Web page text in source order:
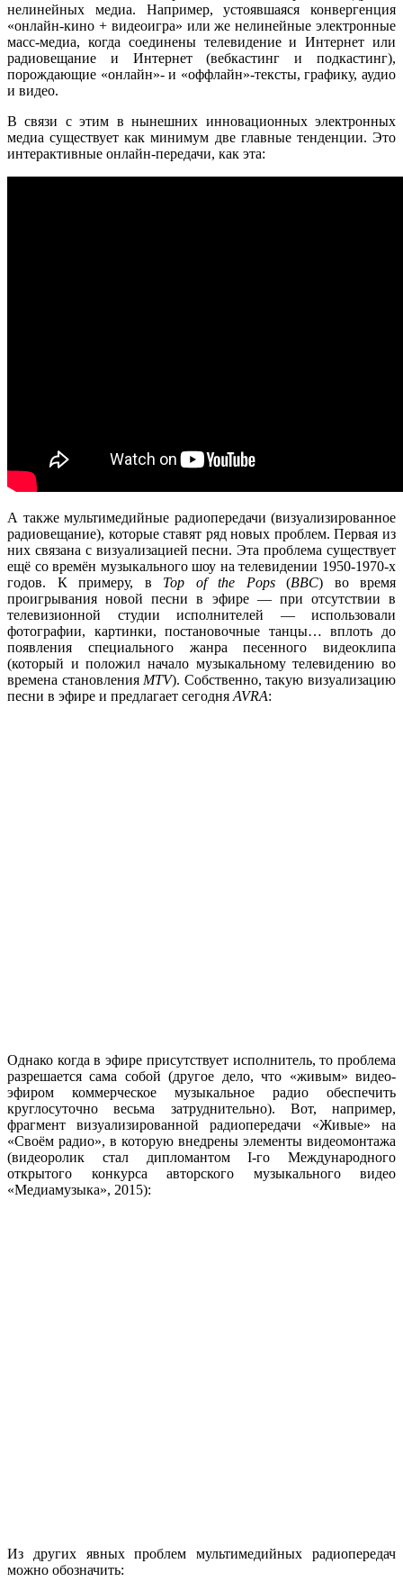
нелинейных медиа. Например, устоявшаяся конвергенция
«онлайн-кино + видеоигра» или же нелинейные электронные
масс-медиа, когда соединены телевидение и Интернет или
радиовещание и Интернет (вебкастинг и подкастинг),
порождающие «онлайн»- и «оффлайн»-тексты, графику, аудио
и видео.
В связи с этим в нынешних инновационных электронных
медиа существует как минимум две главные тенденции. Это
интерактивные онлайн-передачи, как эта:
А также мультимедийные радиопередачи (визуализированное
радиовещание), которые ставят ряд новых проблем. Первая из
них связана с визуализацией песни. Эта проблема существует
ещё со времён музыкального шоу на телевидении 1950-1970-х
годов. К примеру, в Top of the Pops(BBC) во время
проигрывания новой песни в эфире — при отсутствии в
телевизионной студии исполнителей — использовали
фотографии, картинки, постановочные танцы… вплоть до
появления специального жанра песенного видеоклипа
(который и положил начало музыкальному телевидению во
времена становления MTV). Собственно, такую визуализацию
песни в эфире и предлагает сегодня AVRA:
Однако когда в эфире присутствует исполнитель, то проблема
разрешается сама собой (другое дело, что «живым» видео-
эфиром коммерческое музыкальное радио обеспечить
круглосуточно весьма затруднительно). Вот, например,
фрагмент визуализированной радиопередачи «Живые» на
«Своём радио», в которую внедрены элементы видеомонтажа
(видеоролик стал дипломантом I-го Международного
открытого конкурса авторского музыкального видео
«Медиамузыка», 2015):
Из других явных проблем мультимедийных радиопередач
можно обозначить: